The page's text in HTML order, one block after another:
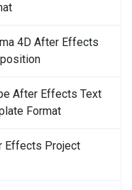
4D After Effects
After Effects Text
Format
Effects Project